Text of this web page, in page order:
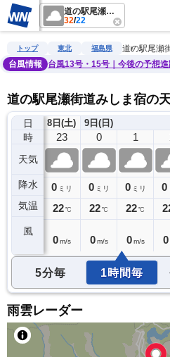
道の駅尾瀬街道みしま宿
32/22
雨雲レーダー 台風情報 地震情報
トップ 東北 福島県
道の駅尾瀬
台風情報
台風13号・15号｜今後の予想
道の駅尾瀬街道みしま宿の
日
時
天気
降水
気温
風
8日(土)
22
0ミリ
22℃
23
0 ミリ
22 ℃
0m/s
9日(日)
0
0 ミリ
22℃
0 m/s
1
0 ミリ
22℃
0 m/s
0
0
5分毎 1時間毎
雨雲レーダー